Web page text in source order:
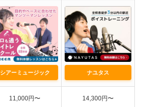
シアーミュージック ナユタス
11,000円〜 14,300円〜